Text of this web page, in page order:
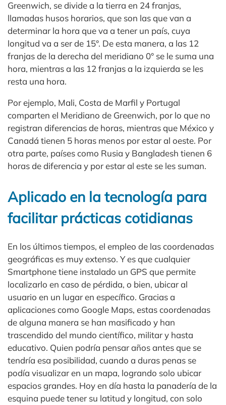
Greenwich, se divide a la tierra en 24 franjas,
llamadas husos horarios, que son las que van a
determinar la hora que va a tener un país, cuya
longitud va a ser de 15°. De esta manera, a las 12
franjas de la derecha del meridiano 0° se le suma una
hora, mientras a las 12 franjas a la izquierda se les
resta una hora.
Por ejemplo, Mali, Costa de Marfil y Portugal
comparten el Meridiano de Greenwich, por lo que no
registran diferencias de horas, mientras que México y
Canadá tienen 5 horas menos por estar al oeste. Por
otra parte, países como Rusia y Bangladesh tienen 6
horas de diferencia y por estar al este se les suman.
Aplicado en la tecnología para
facilitar prácticas cotidianas
En los últimos tiempos, el empleo de las coordenadas
geográficas es muy extenso. Y es que cualquier
Smartphone tiene instalado un GPS que permite
localizarlo en caso de pérdida, o bien, ubicar al
usuario en un lugar en específico. Gracias a
aplicaciones como Google Maps, estas coordenadas
de alguna manera se han masificado y han
trascendido del mundo científico, militar y hasta
educativo. Quien podría pensar años antes que se
tendría esa posibilidad, cuando a duras penas se
podía visualizar en un mapa, logrando solo ubicar
espacios grandes. Hoy en día hasta la panadería de la
esquina puede tener su latitud y longitud, con solo